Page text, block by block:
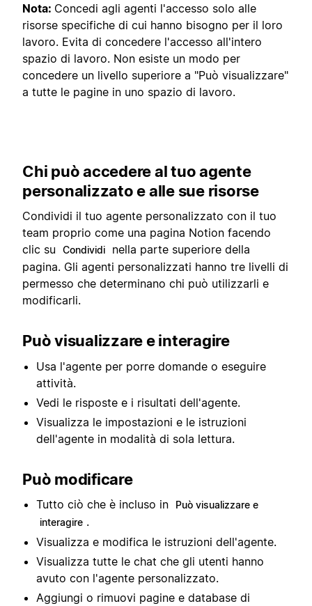
Nota: Concedi agli agenti l'accesso solo alle
risorse specifiche di cui hanno bisogno per il loro
lavoro. Evita di concedere l'accesso all'intero
spazio di lavoro. Non esiste un modo per
concedere un livello superiore a "Può visualizzare"
a tutte le pagine in uno spazio di lavoro.
Chi può accedere al tuo agente
personalizzato e alle sue risorse
Condividi il tuo agente personalizzato con il tuo
team proprio come una pagina Notion facendo
clic su
Condividi
nella parte superiore della
pagina. Gli agenti personalizzati hanno tre livelli di
permesso che determinano chi può utilizzarli e
modificarli.
Può visualizzare e interagire
Usa l'agente per porre domande o eseguire
attività.
Vedi le risposte e i risultati dell'agente.
Visualizza le impostazioni e le istruzioni
dell'agente in modalità di sola lettura.
Può modificare
Tutto ciò che è incluso in
Può visualizzare e
interagire .
Visualizza e modifica le istruzioni dell'agente.
Visualizza tutte le chat che gli utenti hanno
avuto con l'agente personalizzato.
Aggiungi o rimuovi pagine e database di